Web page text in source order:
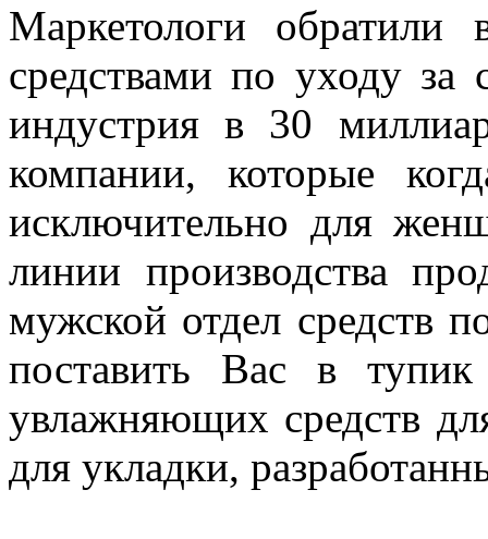
Маркетологи
средствами по уходу за
индустрия в 30
компании, которые
исключительно для
линии производства
мужской отдел средств
поставить Вас в
увлажняющих средств
для укладки,